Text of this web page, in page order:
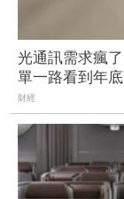
光通訊需求瘋
單一路看到年
財經